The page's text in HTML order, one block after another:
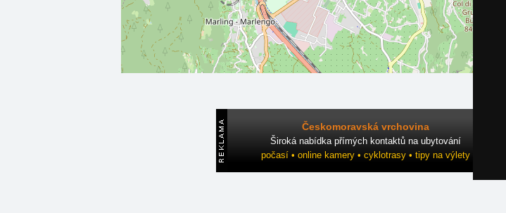
Českomoravská vrchovina
Široká nabídka přímých kontaktů na ubytování
počasí • online kamery • cyklotrasy • tipy na výlety